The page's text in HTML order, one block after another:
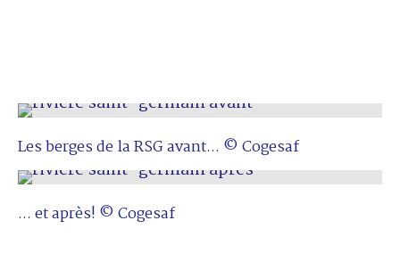
Les berges de la RSG avant... © Cogesaf
... et après! © Cogesaf